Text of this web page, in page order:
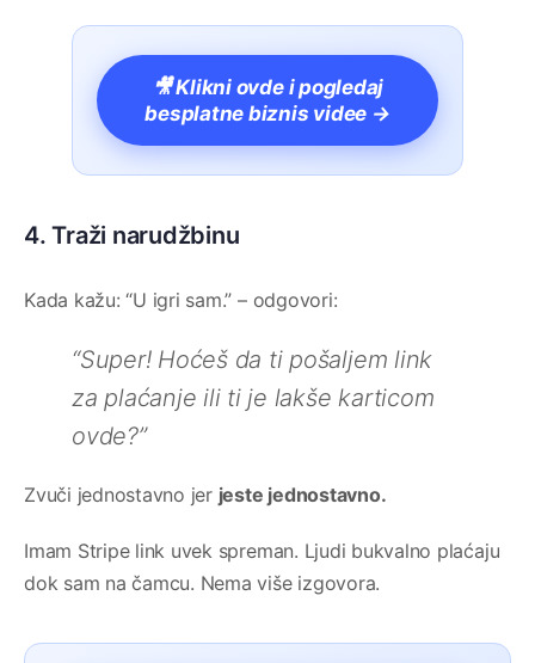
🎥 Klikni ovde i pogledaj
besplatne biznis videe →
4. Traži narudžbinu
Kada kažu: “U igri sam.” – odgovori:
“Super! Hoćeš da ti pošaljem link
za plaćanje ili ti je lakše karticom
ovde?”
Zvuči jednostavno jer jeste jednostavno.
Imam Stripe link uvek spreman. Ljudi bukvalno plaćaju
dok sam na čamcu. Nema više izgovora.